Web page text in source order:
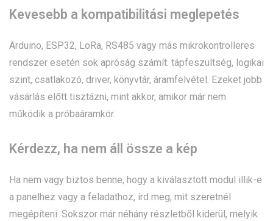
Kevesebb a kompatibilitási meglepetés
Arduino, ESP32, LoRa, RS485 vagy más mikrokontrolleres
rendszer esetén sok apróság számít: tápfeszültség, logikai
szint, csatlakozó, driver, könyvtár, áramfelvétel. Ezeket jobb
vásárlás előtt tisztázni, mint akkor, amikor már nem
működik a próbaáramkör.
Kérdezz, ha nem áll össze a kép
Ha nem vagy biztos benne, hogy a kiválasztott modul illik-e
a panelhez vagy a feladathoz, írd meg, mit szeretnél
megépíteni. Sokszor már néhány részletből kiderül, melyik